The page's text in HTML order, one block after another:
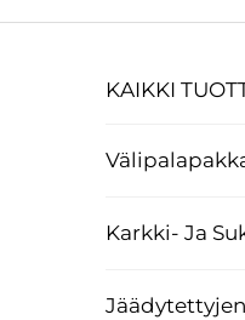
KAIKKI
Karkki- Ja